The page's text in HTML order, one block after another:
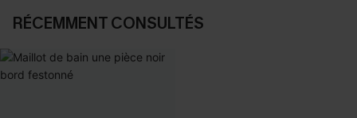
RÉCEMMENT CONSULTÉS